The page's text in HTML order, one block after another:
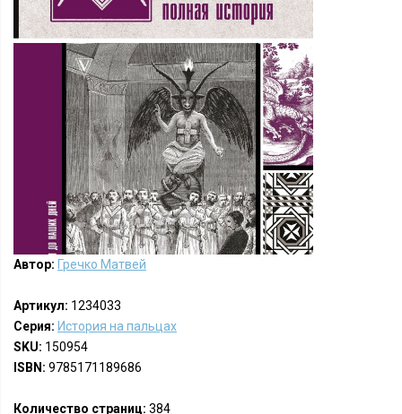
Автор: Гречко Матвей
Артикул: 1234033
Серия: История на пальцах
SKU: 150954
ISBN: 9785171189686
Количество страниц: 384